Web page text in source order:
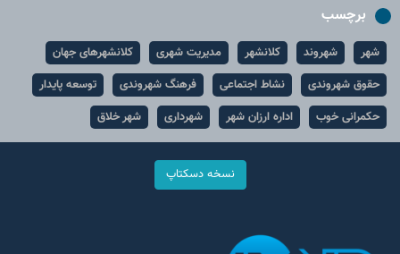
برچسب
شهر شهروند کلانشهر مدیریت شهری
کلانشهرهای جهان
حقوق شهروندی
نشاط اجتماعی فرهنگ شهروندی
توسعه پایدار
حکمرانی خوب
اداره ارزان شهر شهرداری شهر خلاق
نسخه دسکتاپ